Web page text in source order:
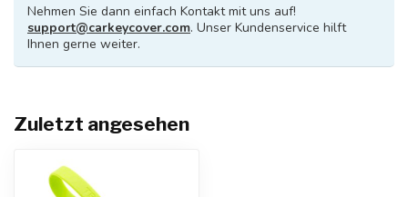
Nehmen Sie dann einfach Kontakt mit uns auf!
support@carkeycover.com. Unser Kundenservice hilft
Ihnen gerne weiter.
Zuletzt angesehen